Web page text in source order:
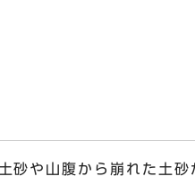
砂や山腹から崩れた土